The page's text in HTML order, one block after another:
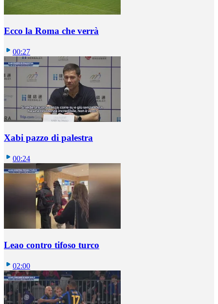
Ecco la Roma che verrà
00:27
Xabi pazzo di palestra
00:24
Leao contro tifoso turco
02:00